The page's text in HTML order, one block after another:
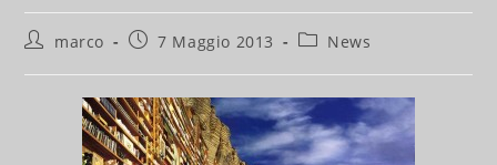
Autoremarco
Articolo7 Maggio 2013
Categoria
News